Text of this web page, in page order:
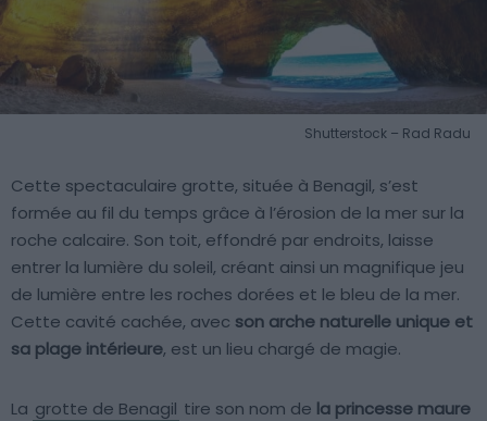
Shutterstock – Rad Radu
Cette spectaculaire grotte, située à Benagil, s’est
formée au fil du temps grâce à l’érosion de la mer sur la
roche calcaire. Son toit, effondré par endroits, laisse
entrer la lumière du soleil, créant ainsi un magnifique jeu
de lumière entre les roches dorées et le bleu de la mer.
Cette cavité cachée, avec son arche naturelle unique et
sa plage intérieure, est un lieu chargé de magie.
La grotte de Benagil tire son nom de la princesse maure